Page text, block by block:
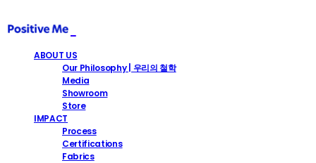
ABOUT US
Our Philosophy | 우리의 철학
Media
Showroom
Store
IMPACT
Process
Certifications
Fabrics